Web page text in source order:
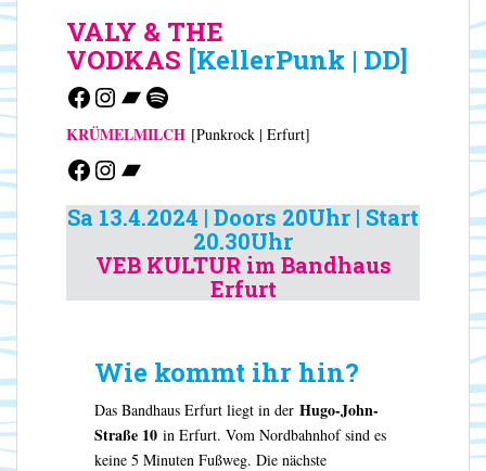
VALY & THE
VODKAS [KellerPunk | DD]
Facebook
Instagram
Bandcamp
Spotify
KRÜMELMILCH [Punkrock | Erfurt]
Facebook
Instagram
Bandcamp
Sa 13.4.2024 | Doors 20Uhr | Start
20.30Uhr
VEB KULTUR im Bandhaus
Erfurt
Wie kommt ihr hin?
Das Bandhaus Erfurt liegt in derHugo-John-
Straße 10in Erfurt. Vom Nordbahnhof sind es
keine 5 Minuten Fußweg. Die nächste